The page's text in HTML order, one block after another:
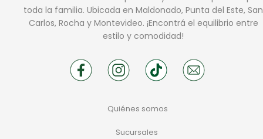
toda la familia. Ubicada en Maldonado, Punta del Este, San
Carlos, Rocha y Montevideo. ¡Encontrá el equilibrio entre
estilo y comodidad!
Quiénes somos
Sucursales